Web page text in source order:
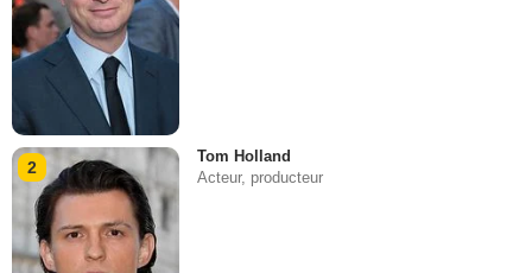
2
Tom Holland
Acteur, producteur